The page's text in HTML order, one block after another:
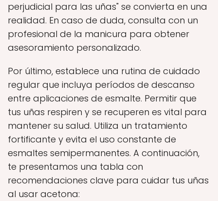
perjudicial para las uñas" se convierta en una
realidad. En caso de duda, consulta con un
profesional de la manicura para obtener
asesoramiento personalizado.
Por último, establece una rutina de cuidado
regular que incluya períodos de descanso
entre aplicaciones de esmalte. Permitir que
tus uñas respiren y se recuperen es vital para
mantener su salud. Utiliza un tratamiento
fortificante y evita el uso constante de
esmaltes semipermanentes. A continuación,
te presentamos una tabla con
recomendaciones clave para cuidar tus uñas
al usar acetona: